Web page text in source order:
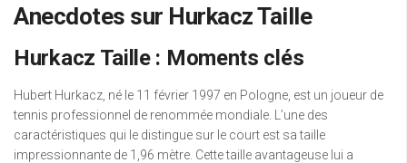
Anecdotes sur Hurkacz Taille
Hurkacz Taille : Moments clés
Hubert Hurkacz, né le 11 février 1997 en Pologne, est un joueur de
tennis professionnel de renommée mondiale. L’une des
caractéristiques qui le distingue sur le court est sa taille
impressionnante de 1,96 mètre. Cette taille avantageuse lui a